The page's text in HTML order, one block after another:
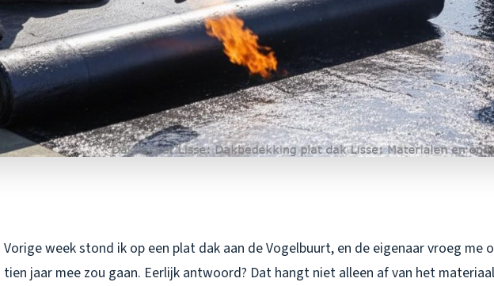
Vorige week stond ik op een plat dak aan de Vogelbuurt, en de eigenaar vroeg me
tien jaar mee zou gaan. Eerlijk antwoord? Dat hangt niet alleen af van het